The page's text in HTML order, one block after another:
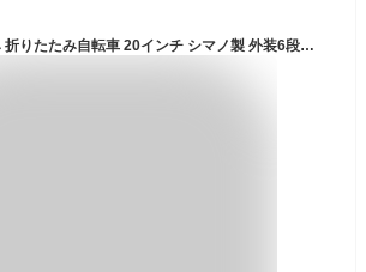
電動自転車 折り畳み 折りたたみ自転車 20インチ シマノ製 外装6段変速 電動アシスト自転車 折りたたみ 型式認定取得 一部組み立て 自転車 通勤 通学 ペルテック PELTECH バッテリー 8AH 12AH TDN-208 * 【TD】 【代引不可】